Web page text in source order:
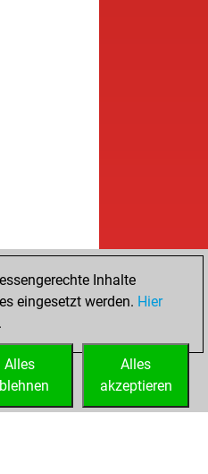
Inhalte
eingesetzt werden. Hier
.
Alles
akzeptieren
Alles